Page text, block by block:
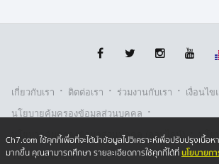
เกี่ยวกับเรา · ติตต่อเรา · ร่วมงานกับเรา · เงื่อนไ
นโยบายคุ้มครองข้อมูลส่วนบุคคล ·
นโยบายคุ้มครองข้อมูลส่วนบุคคล (ออนไลน์) · นโย
รับเรื่องร้องเรียน
Ch7.com ใช้คุกกี้เพื่อที่จะได้นำข้อมูลไปวิเคราะห์เพื่อปรับปรุงเนื้อ
มากขึ้น คุณสามารถศึกษา รายละเอียดการใช้คุกกี้ได้ที่นโยบายก